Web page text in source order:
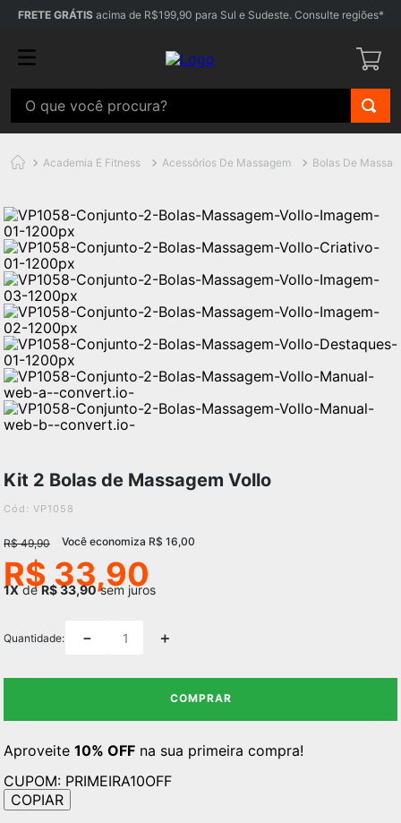
FRETE GRÁTISacima de R$199,90 para Sul e Sudeste. Consulte regiões*
Academia E Fitness Acessórios De Massagem Bolas De
Kit 2 Bolas de Massagem Vollo
: VP1058
R$ 49,90 Você economiza R$ 16,00
R$ 33,90
1 deR$33,90sem juros
Quantidade ＋
－
COMPRAR
Aproveite 10% OFF na sua primeira compra!
CUPOM: PRIMEIRA10OFF
COPIAR